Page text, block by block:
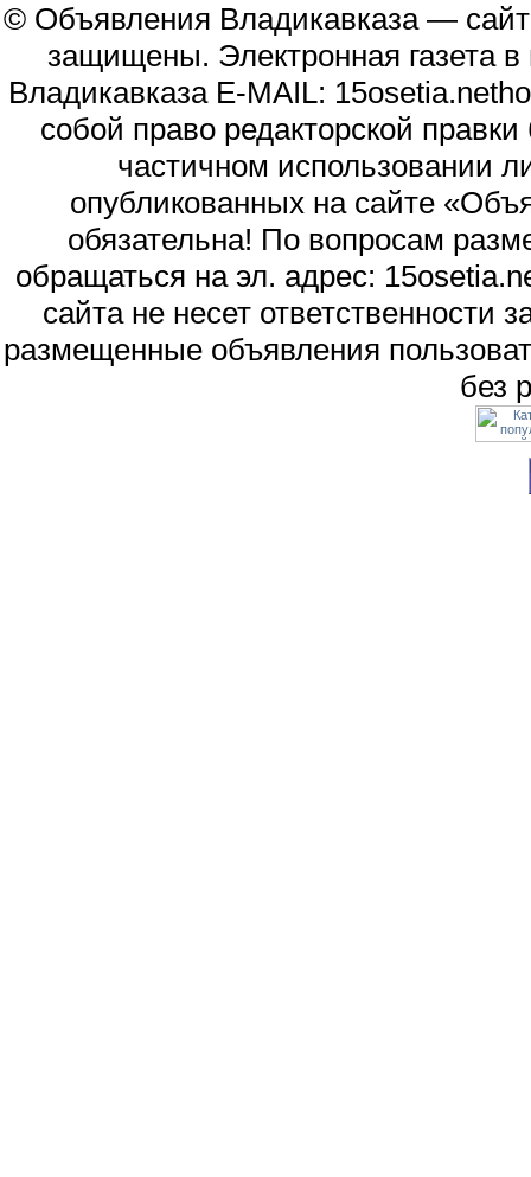
© Объявления Владикавказа —
защищены. Электронная газета
Владикавказа E-MAIL:
собой право редакторской
частичном использовании
опубликованных на сайте
обязательна! По вопросам
обращаться на эл. адрес:
сайта не несет
размещенные объявления
без